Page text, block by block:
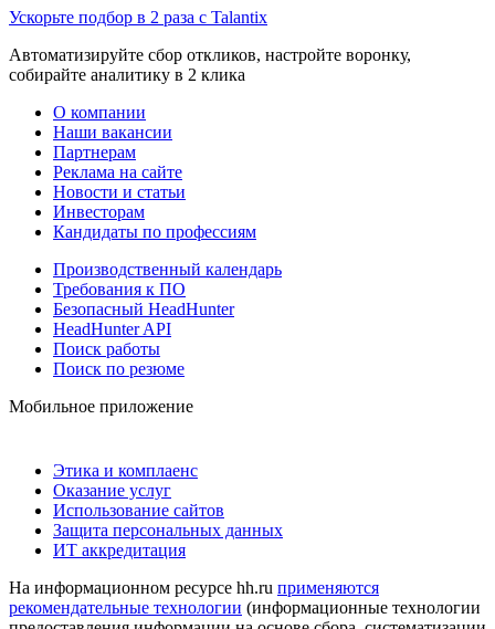
Ускорьте подбор в 2 раза с Talantix
Автоматизируйте сбор откликов, настройте воронку,
собирайте аналитику в 2 клика
О компании
Наши вакансии
Партнерам
Реклама на сайте
Новости и статьи
Инвесторам
Кандидаты по профессиям
Производственный календарь
Требования к ПО
Безопасный HeadHunter
HeadHunter API
Поиск работы
Поиск по резюме
Мобильное приложение
Этика и комплаенс
Оказание услуг
Использование сайтов
Защита персональных данных
ИТ аккредитация
На информационном ресурсе hh.ru применяются
рекомендательные технологии (информационные технологии